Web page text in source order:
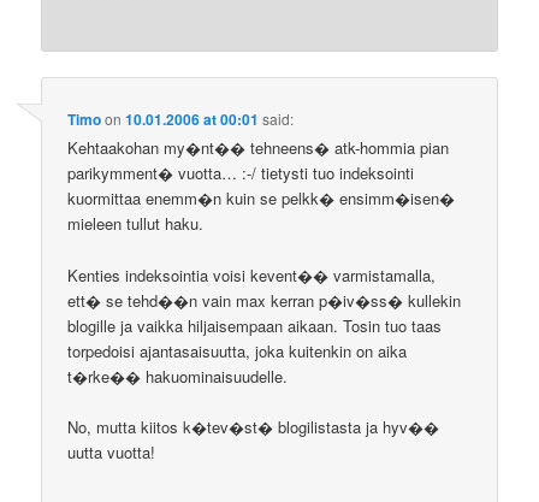
Timoon10.01.2006 at 00:01 said:
Kehtaakohan my�nt�� tehneens� atk-hommia pian
parikymment� vuotta… :-/ tietysti tuo indeksointi
kuormittaa enemm�n kuin se pelkk� ensimm�isen�
mieleen tullut haku.
Kenties indeksointia voisi kevent�� varmistamalla,
ett� se tehd��n vain max kerran p�iv�ss� kullekin
blogille ja vaikka hiljaisempaan aikaan. Tosin tuo taas
torpedoisi ajantasaisuutta, joka kuitenkin on aika
t�rke�� hakuominaisuudelle.
No, mutta kiitos k�tev�st� blogilistasta ja hyv��
uutta vuotta!